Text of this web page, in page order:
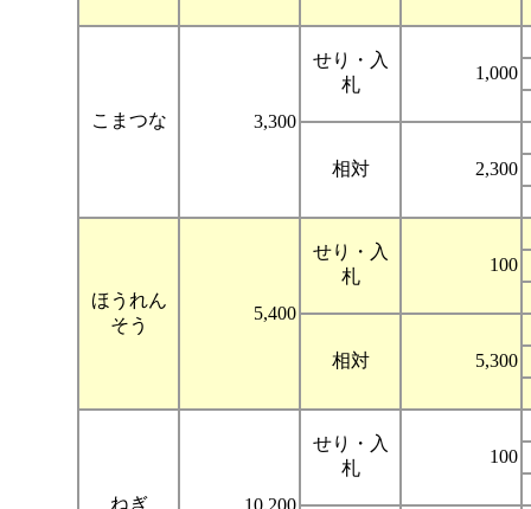
こまつな 3,300
せり・入
札
1,000
相対 2,300
ほうれん
そう
5,400
せり・入
札
100
相対 5,300
ねぎ 10,200
せり・入
札
100